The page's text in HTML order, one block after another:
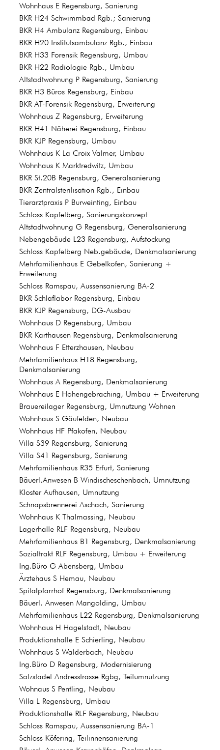
Wohnhaus E Regensburg, Sanierung
BKR H24 Schwimmbad Rgb.; Sanierung
BKR H4 Ambulanz Regensburg, Einbau
BKR H20 Institutsambulanz Rgb., Einbau
BKR H33 Forensik Regensburg, Umbau
BKR H22 Radiologie Rgb., Umbau
Altstadtwohnung P Regensburg, Sanierung
BKR H3 Büros Regensburg, Einbau
BKR AT-Forensik Regensburg, Erweiterung
Wohnhaus Z Regensburg, Erweiterung
BKR H41 Näherei Regensburg, Einbau
BKR KJP Regensburg, Umbau
Wohnhaus K La Croix Valmer, Umbau
Wohnhaus K Marktredwitz, Umbau
BKR St.20B Regensburg, Generalsanierung
BKR Zentralsterilisation Rgb., Einbau
Tierarztpraxis P Burweinting, Einbau
Schloss Kapfelberg, Sanierungskonzept
Altstadtwohnung G Regensburg, Generalsanierung
Nebengebäude L23 Regensburg, Aufstockung
Schloss Kapfelberg Neb.gebäude, Denkmalsanierung
Mehrfamilienhaus E Gebelkofen, Sanierung +
Erweiterung
Schloss Ramspau, Aussensanierung BA-2
BKR Schlaflabor Regensburg, Einbau
BKR KJP Regensburg, DG-Ausbau
Wohnhaus D Regensburg, Umbau
BKR Karthausen Regensburg, Denkmalsanierung
Wohnhaus F Etterzhausen, Neubau
Mehrfamilienhaus H18 Regensburg,
Denkmalsanierung
Wohnhaus A Regensburg, Denkmalsanierung
Wohnhaus E Hohengebraching, Umbau + Erweiterung
Brauereilager Regensburg, Umnutzung Wohnen
Wohnhaus S Gäufelden, Neubau
Wohnhaus HF Pfakofen, Neubau
Villa S39 Regensburg, Sanierung
Villa S41 Regensburg, Sanierung
Mehrfamilienhaus R35 Erfurt, Sanierung
Bäuerl.Anwesen B Windischeschenbach, Umnutzung
Kloster Aufhausen, Umnutzung
Schnapsbrennerei Aschach, Sanierung
Wohnhaus K Thalmassing, Neubau
Lagerhalle RLF Regensburg, Neubau
Mehrfamilienhaus B1 Regensburg, Denkmalsanierung
Sozialtrakt RLF Regensburg, Umbau + Erweiterung
Ing.Büro G Abensberg, Umbau
Ärztehaus S Hemau, Neubau
Spitalpfarrhof Regensburg, Denkmalsanierung
Bäuerl. Anwesen Mangolding, Umbau
Mehrfamilienhaus L22 Regensburg, Denkmalsanierung
Wohnhaus H Hagelstadt, Neubau
Produktionshalle E Schierling, Neubau
Wohnhaus S Walderbach, Neubau
Ing.Büro D Regensburg, Modernisierung
Salzstadel Andresstrasse Rgbg, Teilumnutzung
Wohnaus S Pentling, Neubau
Villa L Regensburg, Umbau
Produktionshalle RLF Regensburg, Neubau
Schloss Ramspau, Aussensanierung BA-1
Schloss Köfering, Teilinnensanierung